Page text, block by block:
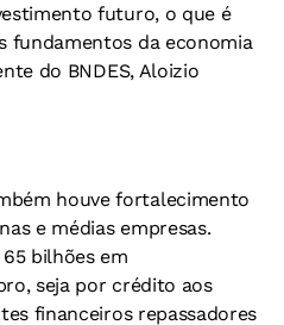
futuro, o que é
fundamentos da economia
do BNDES, Aloizio
houve fortalecimento
e médias empresas.
bilhões em
seja por crédito aos
financeiros repassadores